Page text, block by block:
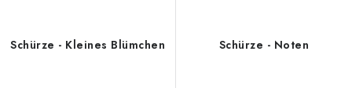
Schürze - Kleines Blümchen Schürze - Noten